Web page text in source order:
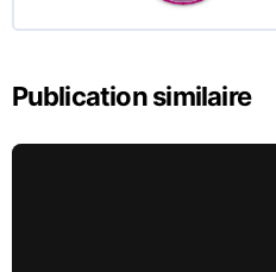
Publication similaire